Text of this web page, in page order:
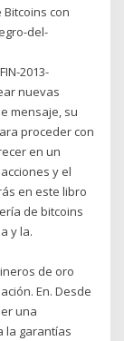
con
del-
2013-
nuevas
mensaje, su
proceder con
en un
y el
en este libro
de bitcoins
y la.
de oro
En. Desde
una
la garantías